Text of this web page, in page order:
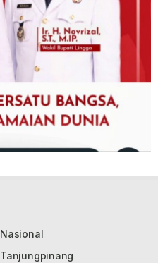
Nasional
Tanjungpinang